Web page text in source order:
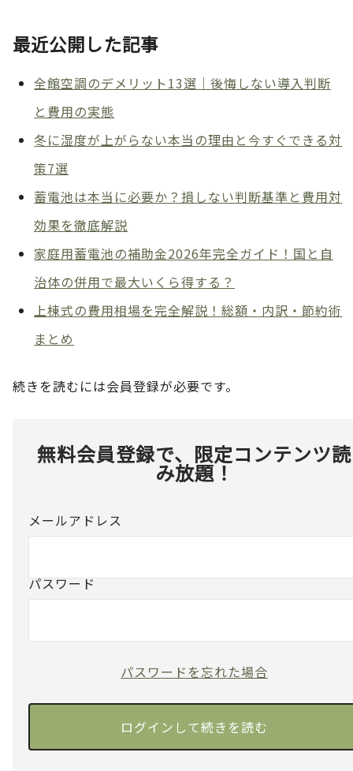
最近公開した記事
全館空調のデメリット13選｜後悔しない導入判断
と費用の実態
冬に湿度が上がらない本当の理由と今すぐできる対
策7選
蓄電池は本当に必要か？損しない判断基準と費用対
効果を徹底解説
家庭用蓄電池の補助金2026年完全ガイド！国と自
治体の併用で最大いくら得する？
上棟式の費用相場を完全解説！総額・内訳・節約術
まとめ
続きを読むには会員登録が必要です。
無料会員登録で、限定コンテンツ読
み放題！
メールアドレス
パスワード
パスワードを忘れた場合